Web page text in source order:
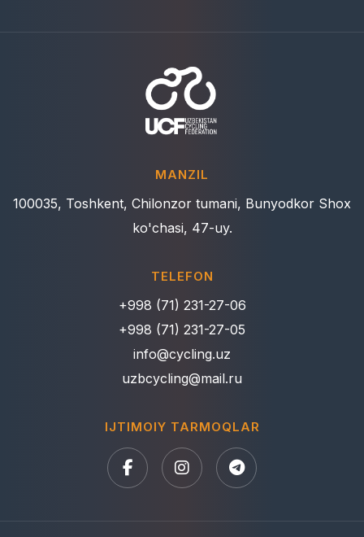
MANZIL
100035, Toshkent, Chilonzor tumani, Bunyodkor Shox
ko'chasi, 47-uy.
TELEFON
+998 (71) 231-27-06
+998 (71) 231-27-05
info@cycling.uz
uzbcycling@mail.ru
IJTIMOIY TARMOQLAR